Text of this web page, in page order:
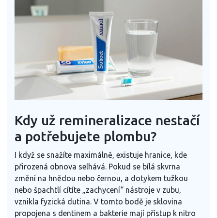
Kdy už remineralizace nestačí
a potřebujete plombu?
I když se snažíte maximálně, existuje hranice, kde
přirozená obnova selhává. Pokud se bílá skvrna
změní na hnědou nebo černou, a dotykem tužkou
nebo špachtlí cítíte „zachycení“ nástroje v zubu,
vznikla fyzická dutina. V tomto bodě je sklovina
propojena s dentinem a bakterie mají přístup k nitro